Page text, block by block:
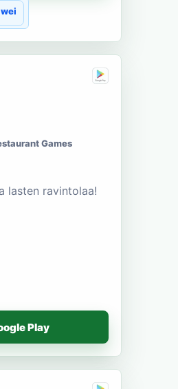
Games
lasten ravintolaa!
Play